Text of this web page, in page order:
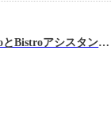
最新オーブンレンジBistroとBistroアシスタントの定期購入サービス【パナソニック公式】